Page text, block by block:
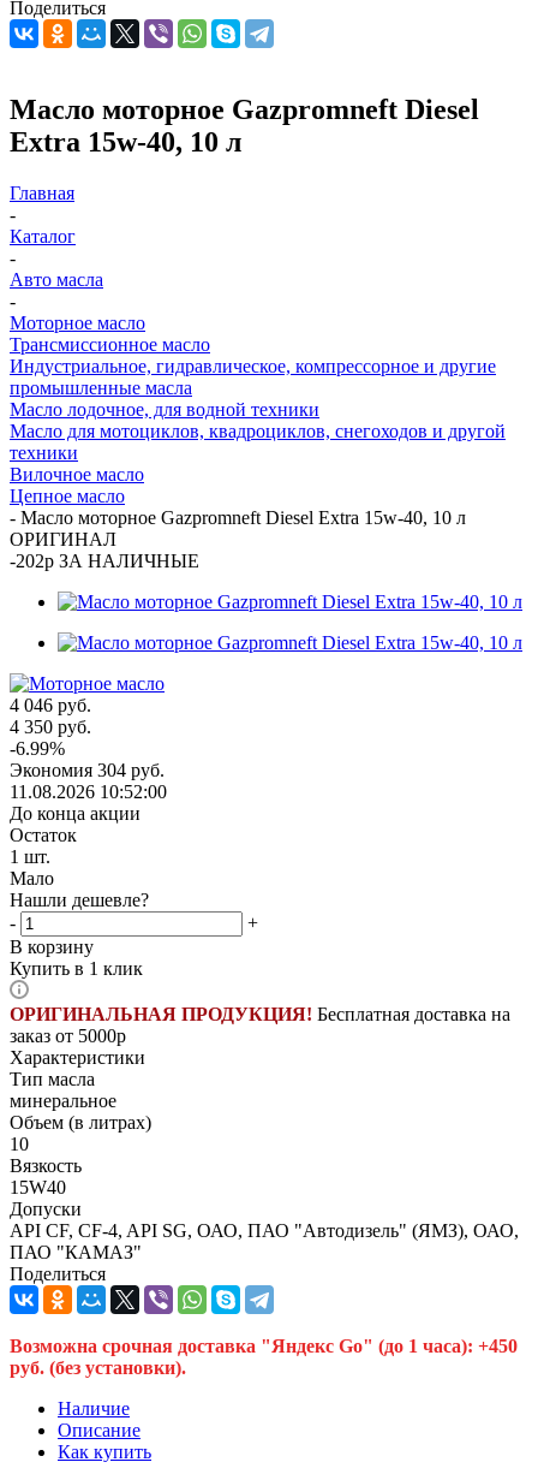
Поделиться
Масло моторное Gazpromneft Diesel
Extra 15w-40, 10 л
Главная
-
Каталог
-
Авто масла
-
Моторное масло
Трансмиссионное масло
Индустриальное, гидравлическое, компрессорное и другие
промышленные масла
Масло лодочное, для водной техники
Масло для мотоциклов, квадроциклов, снегоходов и другой
техники
Вилочное масло
Цепное масло
- Масло моторное Gazpromneft Diesel Extra 15w-40, 10 л
ОРИГИНАЛ
-202р ЗА НАЛИЧНЫЕ
4 046 руб.
4 350 руб.
-6.99%
Экономия 304 руб.
11.08.2026 10:52:00
До конца акции
Остаток
1 шт.
Мало
Нашли дешевле?
-
+
В корзину
Купить в 1 клик
ОРИГИНАЛЬНАЯ ПРОДУКЦИЯ! Бесплатная доставка на
заказ от 5000р
Характеристики
Тип масла
минеральное
Объем (в литрах)
10
Вязкость
15W40
Допуски
API CF, CF-4, API SG, ОАО, ПАО "Автодизель" (ЯМЗ), ОАО,
ПАО "КАМАЗ"
Поделиться
Возможна срочная доставка "Яндекс Go" (до 1 часа): +450
руб. (без установки).
Наличие
Описание
Как купить